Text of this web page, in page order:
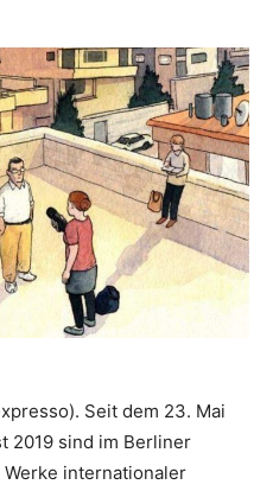
Seit dem 23. Mai
2019 sind im Berliner
internationaler